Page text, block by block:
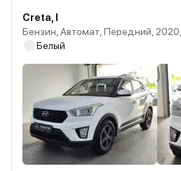
Creta, I
Бензин, Автомат, Передний, 2020,
Белый